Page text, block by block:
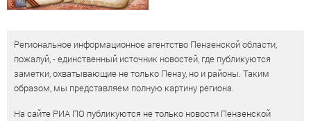
Региональное информационное агентство Пензенской области,
пожалуй, - единственный источник новостей, где публикуются
заметки, охватывающие не только Пензу, но и районы. Таким
образом, мы представляем полную картину региона.
На сайте РИА ПО публикуются не только новости Пензенской